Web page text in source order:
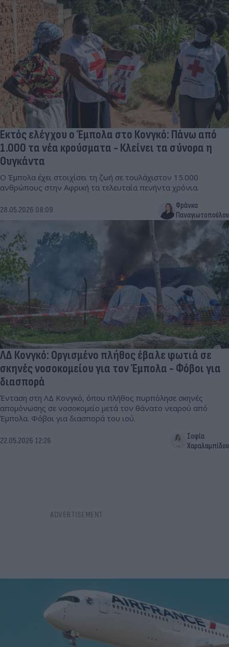
Εκτός ελέγχου ο Έμπολα στο Κονγκό: Πάνω από
1.000 τα νέα κρούσματα - Κλείνει τα σύνορα η
Ουγκάντα
Ο Έμπολα έχει στοιχίσει τη ζωή σε τουλάχιστον 15.000
ανθρώπους στην Αφρική τα τελευταία πενήντα χρόνια.
28.05.2026 08:09
Φράνκα
Παναγιωτοπούλου
ΛΔ Κονγκό: Οργισμένο πλήθος έβαλε φωτιά σε
σκηνές νοσοκομείου για τον Έμπολα - Φόβοι για
διασπορά
Ένταση στη ΛΔ Κονγκό, όπου πλήθος πυρπόλησε σκηνές
απομόνωσης σε νοσοκομείο μετά τον θάνατο νεαρού από
Έμπολα. Φόβοι για διασπορά του ιού.
22.05.2026 12:26
Σοφία
Χαραλαμπίδου